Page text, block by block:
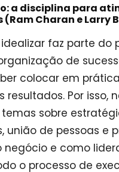
a disciplina para
Charan e Larry
faz parte do
de
colocar em
resultados. Por isso,
sobre
união de pessoas e
negócio e como
o processo de